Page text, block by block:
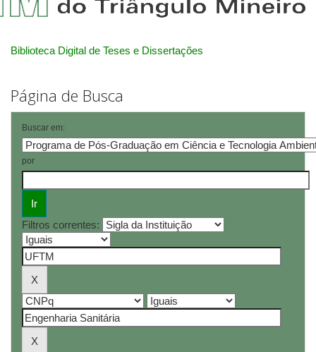
Biblioteca Digital de Teses e Dissertações
Página de Busca
Buscar em:
por
Filtros correntes: